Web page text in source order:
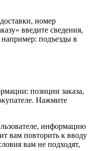
номер
введите сведения,
например: подъезды в
позиции заказа,
Нажмите
информацию
вам повторить к вводу
вам не подходят,